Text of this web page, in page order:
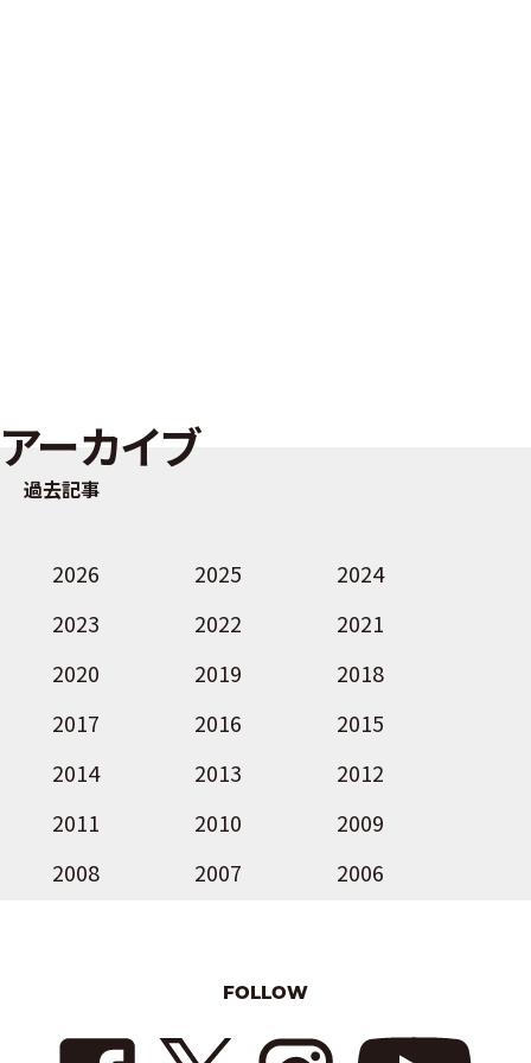
アーカイブ
過去記事
2026 2025
2024
2023
2022
2021
2020
2019
2018
2017
2016
2015
2014
2013
2012
2011
2010
2009
2008
2007 2006
FOLLOW